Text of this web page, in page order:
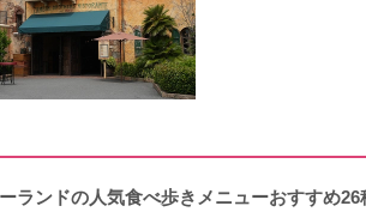
ーランドの人気食べ歩きメニューおすすめ